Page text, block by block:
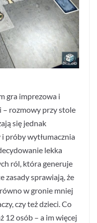
gra imprezowa i
rozmowy przy stole
się jednak
próby wytłumacznia
lekka
ról, która generuje
zasady sprawiają, że
w gronie mniej
czy też dzieci. Co
12 osób – a im więcej